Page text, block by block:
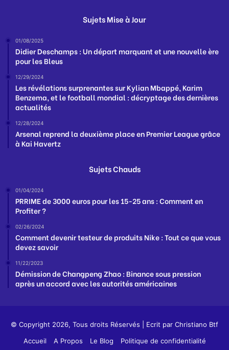
Sujets Mise à Jour
01/08/2025
Didier Deschamps : Un départ marquant et une nouvelle ère
pour les Bleus
12/29/2024
Les révélations surprenantes sur Kylian Mbappé, Karim
Benzema, et le football mondial : décryptage des dernières
actualités
12/28/2024
Arsenal reprend la deuxième place en Premier League grâce
à Kai Havertz
Sujets Chauds
01/04/2024
PRRIME de 3000 euros pour les 15-25 ans : Comment en
Profiter ?
02/26/2024
Comment devenir testeur de produits Nike : Tout ce que vous
devez savoir
11/22/2023
Démission de Changpeng Zhao : Binance sous pression
après un accord avec les autorités américaines
© Copyright 2026, Tous droits Réservés | Ecrit par Christiano Btf
Accueil
A Propos Le Blog Politique de confidentialité